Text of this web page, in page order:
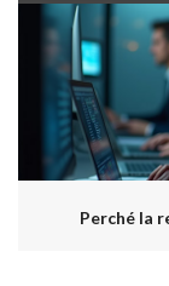
Perché la